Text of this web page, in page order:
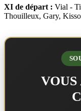
XI de départ : Vial -
Thouilleux, Gary,
VOUS